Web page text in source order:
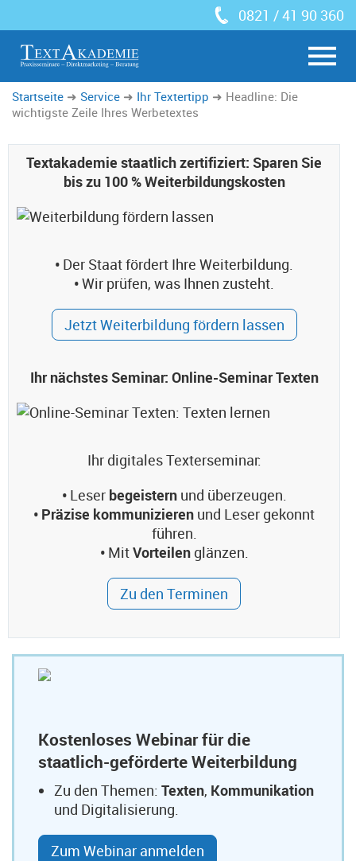
0821 / 41 90 360
Startseite Service Ihr Textertipp
Headline: Die
wichtigste Zeile Ihres Werbetextes
Textakademie staatlich zertifiziert: Sparen Sie
bis zu 100 % Weiterbildungskosten
• Der Staat fördert Ihre Weiterbildung.
•Wir prüfen, was Ihnen zusteht.
Jetzt Weiterbildung fördern lassen
Ihr nächstes Seminar: Online-Seminar Texten
Ihr digitales Texterseminar:
• Leser begeistern und überzeugen.
• Präzise kommunizieren und Leser gekonnt
führen.
• MitVorteilen glänzen.
Zu den Terminen
Kostenloses Webinar für die
staatlich-geförderte Weiterbildung
Zu den Themen: Texten, Kommunikation
und Digitalisierung.
Zum Webinar anmelden